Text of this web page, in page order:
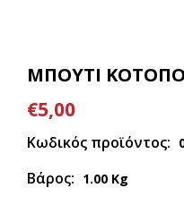
ΜΠΟΥΤΙ
€5,00
Κωδικός προϊόντος:
Βάρος: 1.00 Kg